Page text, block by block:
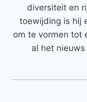
diversiteit en
toewijding is hij
om te vormen tot
al het